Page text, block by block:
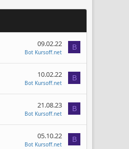
09.02.22
Bot Kursoff.net
B
10.02.22
Bot Kursoff.net
B
21.08.23
Bot Kursoff.net
B
05.10.22
Bot Kursoff.net
B